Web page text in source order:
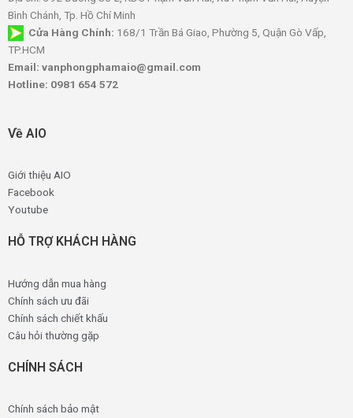
Bình Chánh, Tp. Hồ Chí Minh
Cửa Hàng Chính: 168/1 Trần Bá Giao, Phường 5, Quận Gò Vấp,
TP.HCM
Email: vanphongphamaio@gmail.com
Hotline: 0981 654 572
Về AIO
Giới thiệu AIO
Facebook
Youtube
HỖ TRỢ KHÁCH HÀNG
Hướng dẫn mua hàng
Chính sách ưu đãi
Chính sách chiết khấu
Câu hỏi thường gặp
CHÍNH SÁCH
Chính sách bảo mật